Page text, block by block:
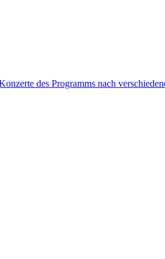
des Programms nach